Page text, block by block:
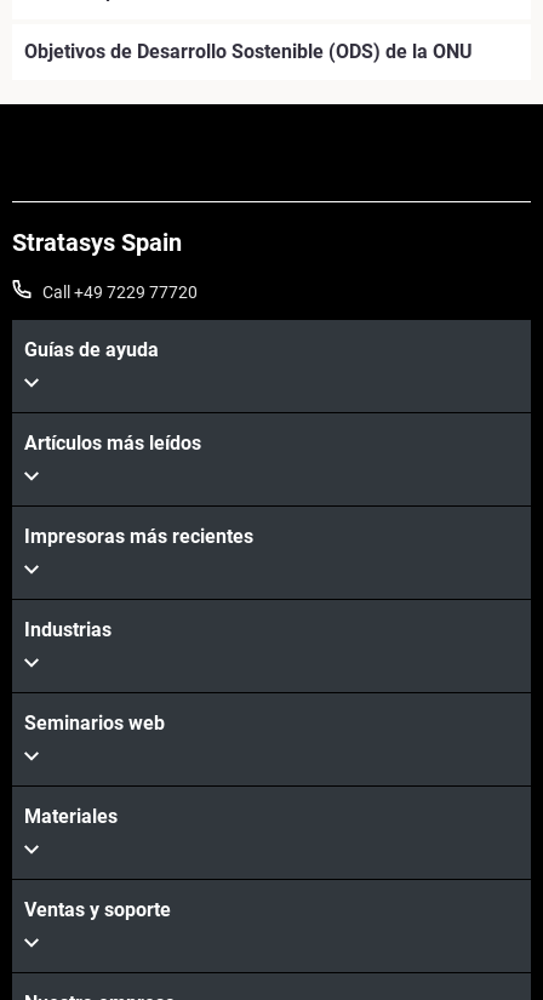
Vea más
Objetivos de Desarrollo Sostenible (ODS) de la ONU
Vea más
Stratasys Spain
Call +49 7229 77720
Guías de ayuda
Artículos más leídos
Impresoras más recientes
Industrias
Seminarios web
Materiales
Ventas y soporte